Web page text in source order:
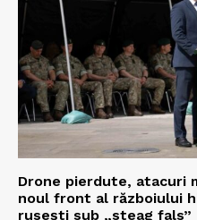
Drone pierdute, atacuri
noul front al războiului
rusești sub „steag fals”